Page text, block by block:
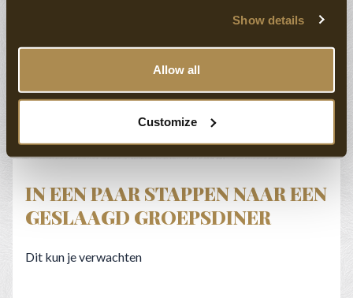
Show details
Allow all
Customize
Geen verplichting, wel een concreet voorstel
IN EEN PAAR STAPPEN NAAR EEN
GESLAAGD GROEPSDINER
Dit kun je verwachten